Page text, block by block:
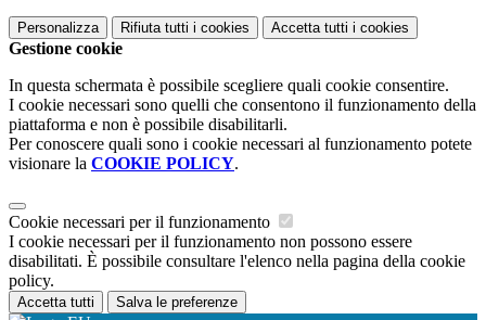
Personalizza Rifiuta tutti i cookies Accetta tutti i cookies
Gestione cookie
In questa schermata è possibile scegliere quali cookie consentire.
I cookie necessari sono quelli che consentono il funzionamento della
piattaforma e non è possibile disabilitarli.
Per conoscere quali sono i cookie necessari al funzionamento potete
visionare la COOKIE POLICY.
Cookie necessari per il funzionamento
I cookie necessari per il funzionamento non possono essere
disabilitati. È possibile consultare l'elenco nella pagina della cookie
policy.
Accetta tutti Salva le preferenze